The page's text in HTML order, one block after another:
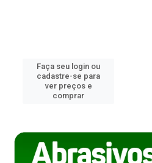
Faça seu login ou
cadastre-se para
ver preços e
comprar